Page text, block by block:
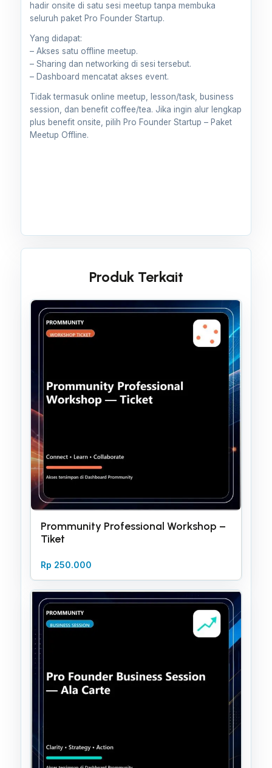
hadir onsite di satu sesi meetup tanpa membuka
seluruh paket Pro Founder Startup.
Yang didapat:
– Akses satu offline meetup.
– Sharing dan networking di sesi tersebut.
– Dashboard mencatat akses event.
Tidak termasuk online meetup, lesson/task, business
session, dan benefit coffee/tea. Jika ingin alur lengkap
plus benefit onsite, pilih Pro Founder Startup – Paket
Meetup Offline.
Produk Terkait
Prommunity Professional Workshop –
Tiket
Rp 250.000